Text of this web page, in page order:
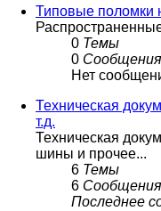
Типовые поломки
0 Темы
0 Сообщения
Нет
Техническая
т.д.
Техническая
шины и прочее...
6 Темы
6 Сообщения
Последнее